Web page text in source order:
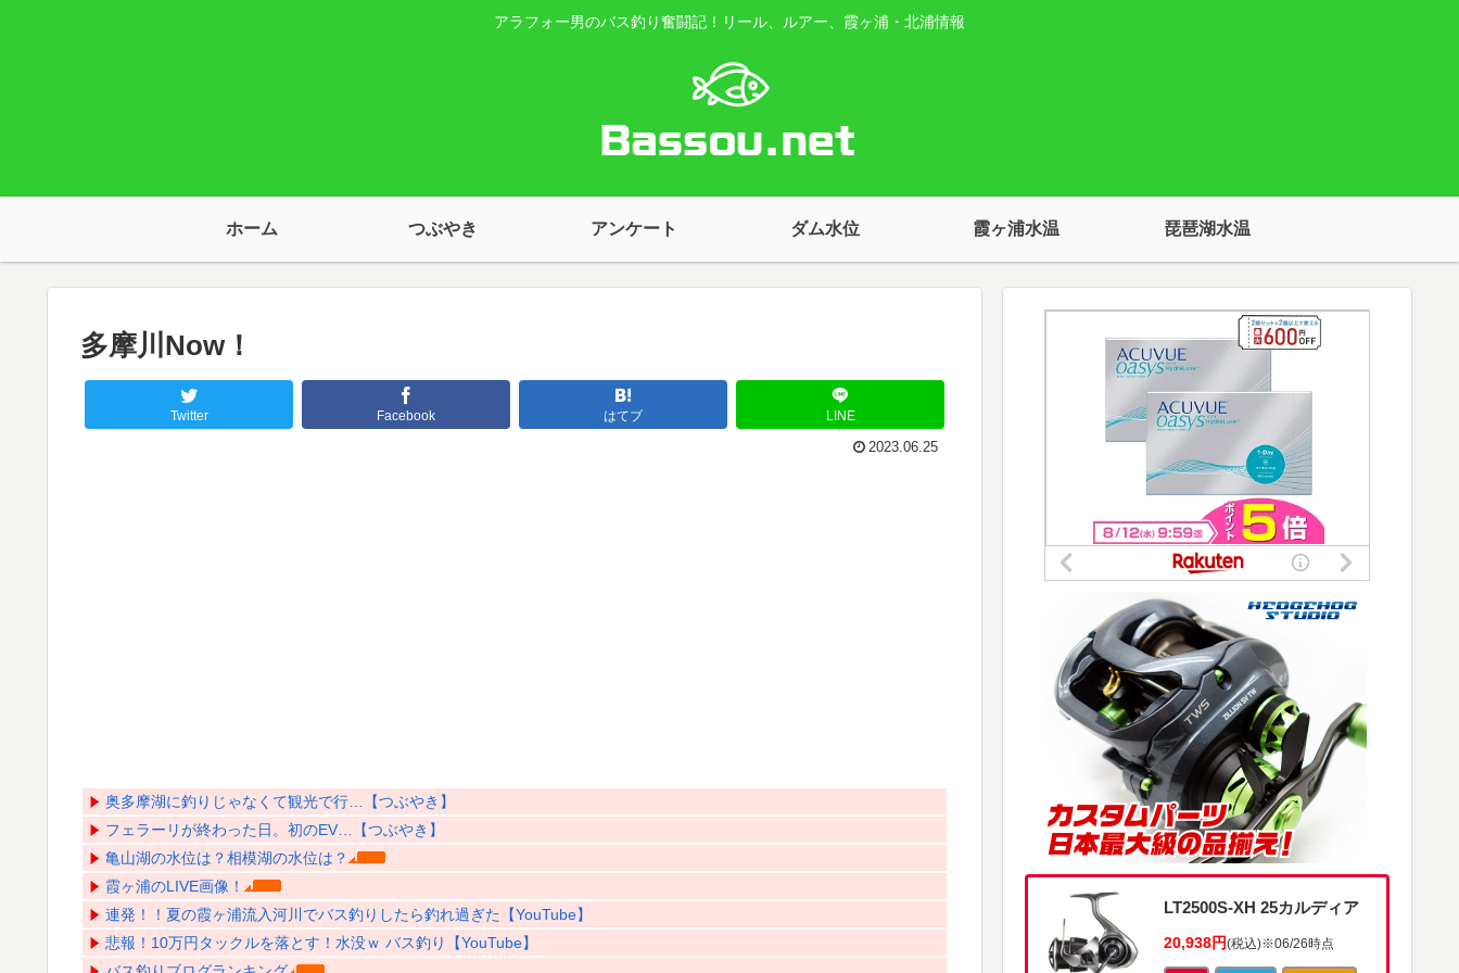
アラフォー男のバス釣り奮闘記！リール、ルアー、霞ヶ浦・北浦情報
ホーム つぶやき アンケート ダム水位 霞ヶ浦水温 琵琶湖水温
多摩川Now！
Twitter Facebook はてブ LINE
2023.06.25
奥多摩湖に釣りじゃなくて観光で行…【つぶやき】
フェラーリが終わった日。初のEV…【つぶやき】
亀山湖の水位は？相模湖の水位は？
霞ヶ浦のLIVE画像！
連発！！夏の霞ヶ浦流入河川でバス釣りしたら釣れ過ぎた【YouTube】
悲報！10万円タックルを落とす！水没ｗ バス釣り【YouTube】
LT2500S-XH 25カルディア
20,938円(税込)※06/26時点